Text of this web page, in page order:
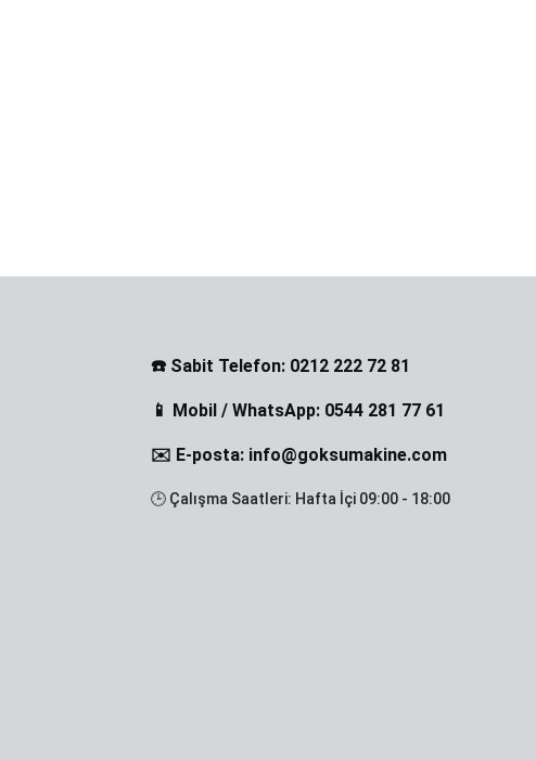
☎️ Sabit Telefon: 0212 222 72 81
📱 Mobil / WhatsApp: 0544 281 77 61
✉️ E-posta: info@goksumakine.com
🕒 Çalışma Saatleri: Hafta İçi 09:00 - 18:00